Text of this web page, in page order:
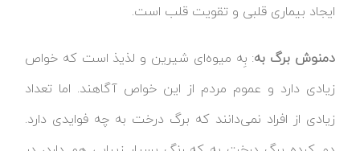
ایجاد بیماری قلبی و تقویت قلب است.
دمنوش برگ به: بِه میوه‌ای شیرین و لذیذ است که خواص
زیادی دارد و عموم مردم از این خواص آگاهند. اما تعداد
زیادی از افراد نمی‌دانند که برگ درخت به چه فوایدی دارد.